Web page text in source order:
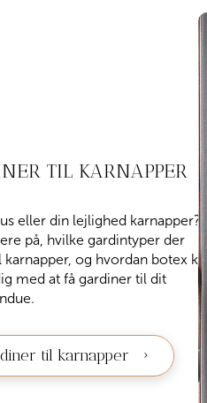
TIL KARNAPPER
eller din lejlighed karnapper?
på, hvilke gardintyper der
karnapper, og hvordan botex kan
med at få gardiner til dit
til karnapper